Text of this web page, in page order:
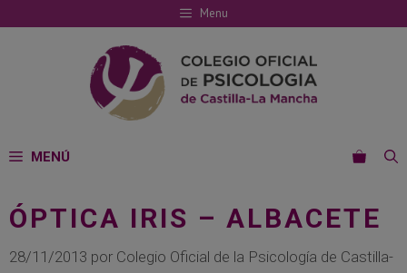
al
Menu
MENÚ
ÓPTICA IRIS – ALBACETE
28/11/2013 por Colegio Oficial de la Psicología de Castilla-